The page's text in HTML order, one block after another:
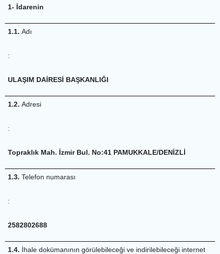
1- İdarenin
1.1. Adı
:
ULAŞIM DAİRESİ BAŞKANLIĞI
1.2. Adresi
:
Topraklık Mah. İzmir Bul. No:41 PAMUKKALE/DENİZLİ
1.3. Telefon numarası
:
2582802688
1.4. İhale dokümanının görülebileceği ve indirilebileceği internet